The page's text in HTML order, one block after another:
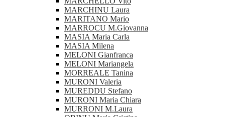
MARCHINU Laura
MARITANO Mario
MARROCU M.Giovanna
MASIA Maria Carla
MASIA Milena
MELONI Gianfranca
MELONI Mariangela
MORREALE Tanina
MURONI Valeria
MUREDDU Stefano
MURONI Maria Chiara
MURRONI M.Laura